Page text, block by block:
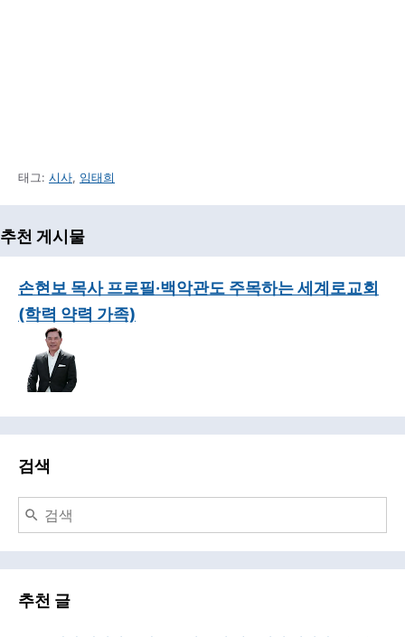
태그: 시사, 임태희
추천 게시물
손현보 목사 프로필·백악관도 주목하는 세계로교회
(학력 약력 가족)
검색
추천 글